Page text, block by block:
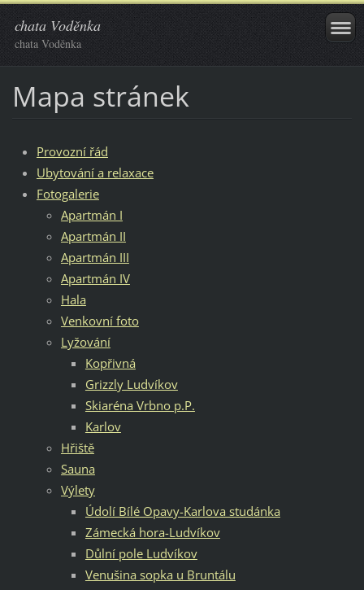
chata Voděnka
chata Voděnka
Mapa stránek
Provozní řád
Ubytování a relaxace
Fotogalerie
Apartmán I
Apartmán II
Apartmán III
Apartmán IV
Hala
Venkovní foto
Lyžování
Kopřivná
Grizzly Ludvíkov
Skiaréna Vrbno p.P.
Karlov
Hřiště
Sauna
Výlety
Údolí Bílé Opavy-Karlova studánka
Zámecká hora-Ludvíkov
Důlní pole Ludvíkov
Venušina sopka u Bruntálu